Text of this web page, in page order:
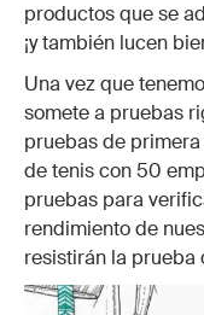
productos que se
¡y también lucen
Una vez que
somete a pruebas
pruebas de
de tenis con 50
pruebas para
rendimiento de
resistirán la prueba